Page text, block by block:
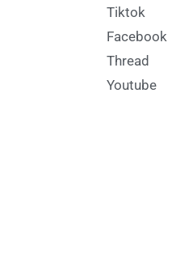
Tiktok
Facebook
Thread
Youtube